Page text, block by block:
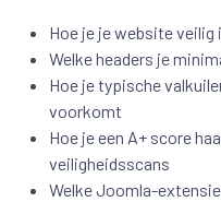
Hoe je je website veilig
Welke headers je
Hoe je typische
voorkomt
Hoe je een A+ score
veiligheidsscans
Welke Joomla-